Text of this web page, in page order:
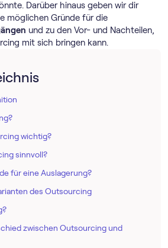
Darüber hinaus geben wir dir
möglichen Gründe für die
und zu den Vor- und Nachteilen,
mit sich bringen kann.
wichtig?
sinnvoll?
für eine Auslagerung?
des Outsourcing
zwischen Outsourcing und